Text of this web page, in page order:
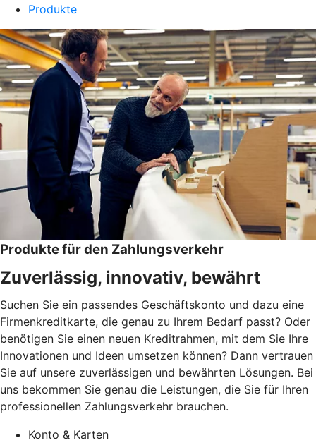
Produkte
Produkte für den Zahlungsverkehr
Zuverlässig, innovativ, bewährt
Suchen Sie ein passendes Geschäftskonto und dazu eine
Firmenkreditkarte, die genau zu Ihrem Bedarf passt? Oder
benötigen Sie einen neuen Kreditrahmen, mit dem Sie Ihre
Innovationen und Ideen umsetzen können? Dann vertrauen
Sie auf unsere zuverlässigen und bewährten Lösungen. Bei
uns bekommen Sie genau die Leistungen, die Sie für Ihren
professionellen Zahlungsverkehr brauchen.
Konto & Karten